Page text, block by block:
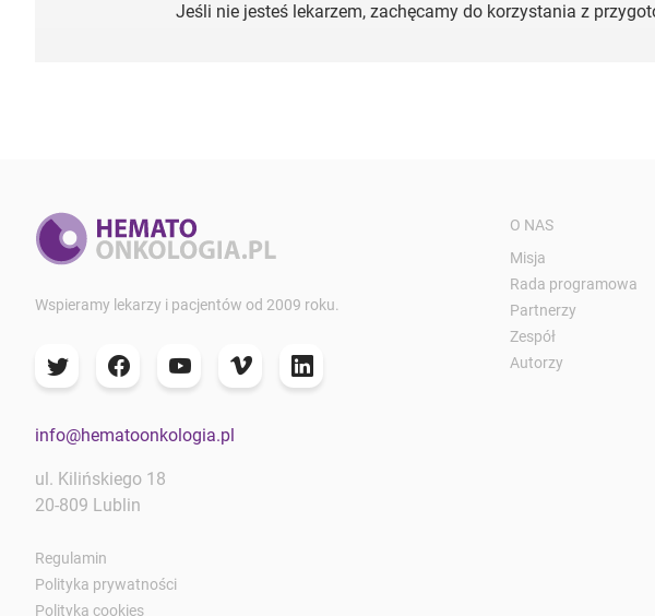
Jeśli nie jesteś lekarzem, zachęcamy do korzystania z
Wspieramy lekarzy i pacjentów od 2009 roku.
info@hematoonkologia.pl
ul. Kilińskiego 18
20-809 Lublin
Regulamin
Polityka prywatności
Polityka cookies
O NAS
Misja
Rada programowa
Partnerzy
Zespół
Autorzy